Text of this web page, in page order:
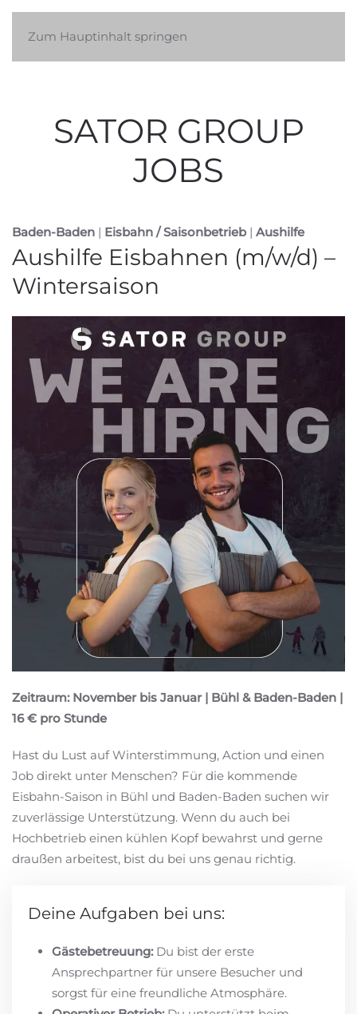
Zum Hauptinhalt springen
SATOR GROUP
SATOR GROUP
JOBS
Baden-Baden | Eisbahn / Saisonbetrieb| Aushilfe
Aushilfe Eisbahnen (m/w/d) –
Wintersaison
Zeitraum: November bis Januar | Bühl & Baden-Baden |
16 € pro Stunde
Hast du Lust auf Winterstimmung, Action und einen
Job direkt unter Menschen? Für die kommende
Eisbahn-Saison in Bühl und Baden-Baden suchen wir
zuverlässige Unterstützung. Wenn du auch bei
Hochbetrieb einen kühlen Kopf bewahrst und gerne
draußen arbeitest, bist du bei uns genau richtig.
Deine Aufgaben bei uns:
Gästebetreuung:Du bist der erste
Ansprechpartner für unsere Besucher und
sorgst für eine freundliche Atmosphäre.